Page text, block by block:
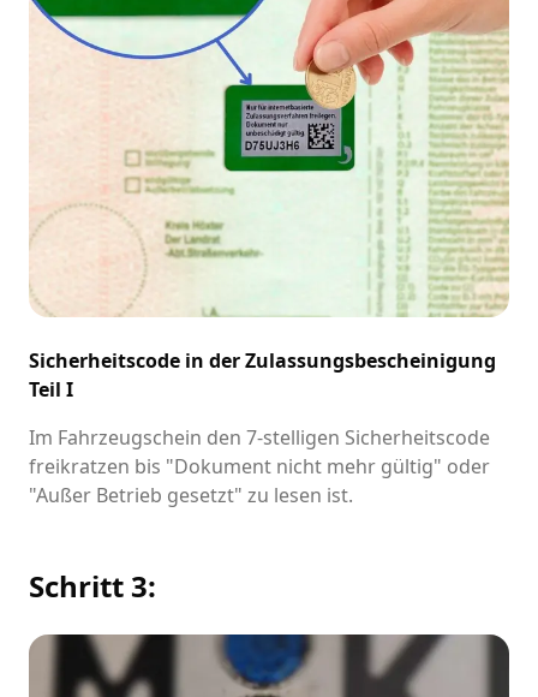
Sicherheitscode in der Zulassungsbescheinigung
Teil I
Im Fahrzeugschein den 7-stelligen Sicherheitscode
freikratzen bis "Dokument nicht mehr gültig" oder
"Außer Betrieb gesetzt" zu lesen ist.
Schritt 3: